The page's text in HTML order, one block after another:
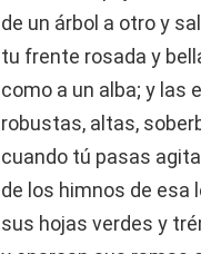
de un árbol a otro y
tu frente rosada y
como a un alba; y las
robustas, altas,
cuando tú pasas
de los himnos de esa
sus hojas verdes y